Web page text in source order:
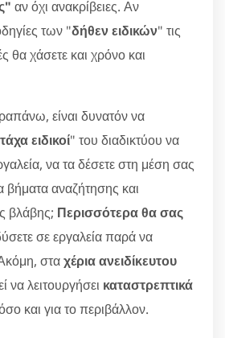
αν όχι ανακρίβειες. Αν
των "δήθεν ειδικών" τις
θα χάσετε και χρόνο και
είναι δυνατόν να
τάχα ειδικοί" του διαδικτύου να
να τα δέσετε στη μέση σας
βήματα αναζήτησης και
βλάβης; Περισσότερα θα σας
σε εργαλεία παρά να
σταχέρια ανειδίκευτου
να λειτουργήσει καταστρεπτικά
και για το περιβάλλον.